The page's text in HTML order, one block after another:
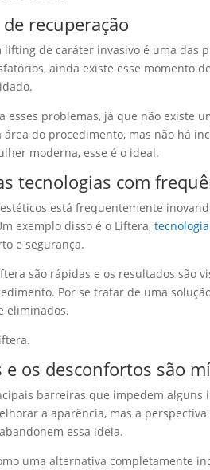
recuperação
de caráter invasivo é uma das
ainda existe esse momento
problemas, já que não existe
do procedimento, mas não há
moderna, esse é o ideal.
tecnologias com
está frequentemente
exemplo disso é o Liftera,
e segurança.
são rápidas e os resultados são
Por se tratar de uma
eliminados.
e os desconfortos são
barreiras que impedem
a aparência, mas a
essa ideia.
uma alternativa completamente